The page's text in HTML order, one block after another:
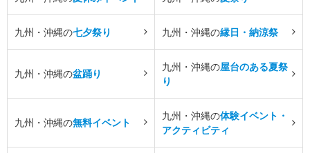
九州・沖縄の七夕祭り 九州・沖縄の縁日・納涼祭
九州・沖縄の盆踊り
九州・沖縄の屋台のある夏祭
り
九州・沖縄の無料イベント
九州・沖縄の体験イベント・
アクティビティ